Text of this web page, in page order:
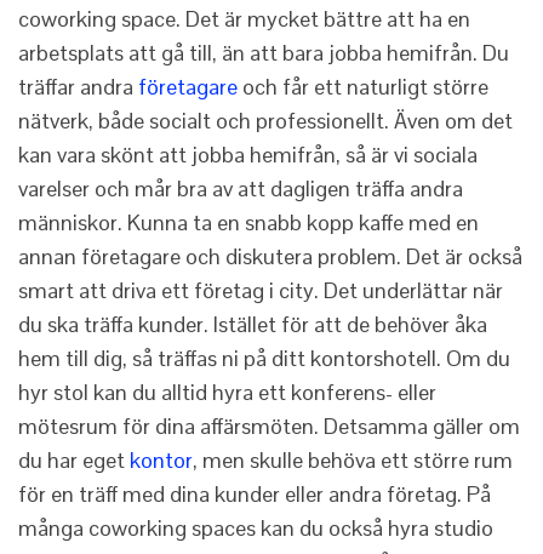
coworking space. Det är mycket bättre att ha en
arbetsplats att gå till, än att bara jobba hemifrån. Du
träffar andra företagare och får ett naturligt större
nätverk, både socialt och professionellt. Även om det
kan vara skönt att jobba hemifrån, så är vi sociala
varelser och mår bra av att dagligen träffa andra
människor. Kunna ta en snabb kopp kaffe med en
annan företagare och diskutera problem. Det är också
smart att driva ett företag i city. Det underlättar när
du ska träffa kunder. Istället för att de behöver åka
hem till dig, så träffas ni på ditt kontorshotell. Om du
hyr stol kan du alltid hyra ett konferens- eller
mötesrum för dina affärsmöten. Detsamma gäller om
du har eget kontor, men skulle behöva ett större rum
för en träff med dina kunder eller andra företag. På
många coworking spaces kan du också hyra studio